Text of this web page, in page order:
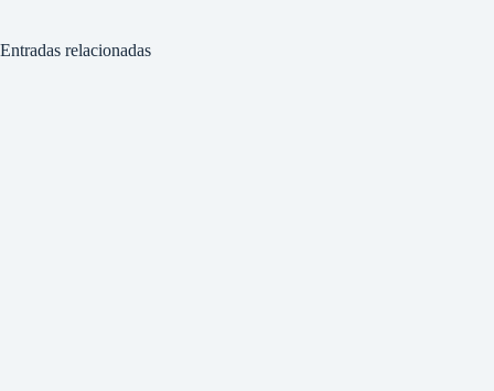
Entradas relacionadas